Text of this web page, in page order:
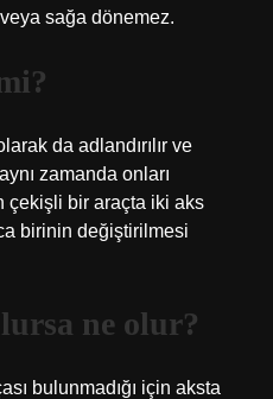
sağa dönemez.
da adlandırılır ve
zamanda onları
çekişli bir araçta iki aks
birinin değiştirilmesi
ne olur?
bulunmadığı için aksta